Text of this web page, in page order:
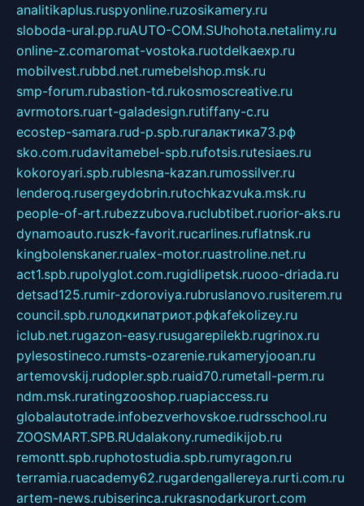
analitikaplus.ruspyonline.ruzosikamery.ru
sloboda-ural.pp.ruAUTO-COM.SUhohota.netalimy.ru
online-z.comaromat-vostoka.ruotdelkaexp.ru
mobilvest.rubbd.net.rumebelshop.msk.ru
smp-forum.rubastion-td.rukosmoscreative.ru
avrmotors.ruart-galadesign.rutiffany-c.ru
ecostep-samara.rud-p.spb.ruгалактика73.рф
sko.com.rudavitamebel-spb.rufotsis.rutesiaes.ru
kokoroyari.spb.rublesna-kazan.rumossilver.ru
lenderoq.rusergeydobrin.rutochkazvuka.msk.ru
people-of-art.rubezzubova.ruclubtibet.ruorior-aks.ru
dynamoauto.ruszk-favorit.rucarlines.ruflatnsk.ru
kingbolenskaner.rualex-motor.ruastroline.net.ru
act1.spb.rupolyglot.com.rugidlipetsk.ruooo-driada.ru
detsad125.rumir-zdoroviya.rubruslanovo.rusiterem.ru
council.spb.ruлодкипатриот.рфkafekolizey.ru
iclub.net.rugazon-easy.rusugarepilekb.rugrinox.ru
pylesostineco.rumsts-ozarenie.rukameryjooan.ru
artemovskij.rudopler.spb.ruaid70.rumetall-perm.ru
ndm.msk.ruratingzooshop.ruapiaccess.ru
globalautotrade.infobezverhovskoe.rudrsschool.ru
ZOOSMART.SPB.RUdalakony.rumedikijob.ru
remontt.spb.ruphotostudia.spb.rumyragon.ru
terramia.ruacademy62.rugardengallereya.rurti.com.ru
artem-news.rubiserinca.rukrasnodarkurort.com